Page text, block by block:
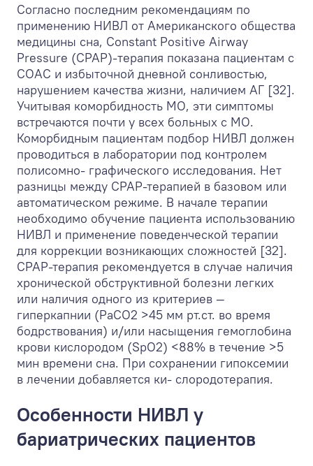
Согласно последним рекомендациям по
применению НИВЛ от Американского общества
медицины сна, Constant Positive Airway
Pressure (СРАР)-терапия показана пациентам с
СОАС и избыточной дневной сонливостью,
нарушением качества жизни, наличием АГ [32].
Учитывая коморбидность МО, эти симптомы
встречаются почти у всех больных с МО.
Коморбидным пациентам подбор НИВЛ должен
проводиться в лаборатории под контролем
полисомно- графического исследования. Нет
разницы между СРАР-терапией в базовом или
автоматическом режиме. В начале терапии
необходимо обучение пациента использованию
НИВЛ и применение поведенческой терапии
для коррекции возникающих сложностей [32].
СРАР-терапия рекомендуется в случае наличия
хронической обструктивной болезни легких
или наличия одного из критериев —
гиперкапнии (PaCO2 >45 мм рт.ст. во время
бодрствования) и/или насыщения гемоглобина
крови кислородом (SpO2) <88% в течение >5
мин времени сна. При сохранении гипоксемии
в лечении добавляется ки- слородотерапия.
Особенности НИВЛ у
бариатрических пациентов